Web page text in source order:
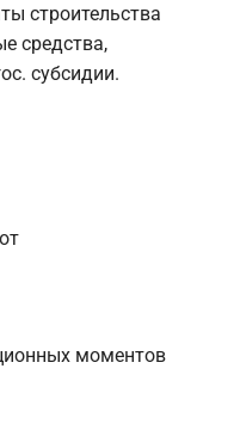
строительства
средства,
субсидии.
моментов